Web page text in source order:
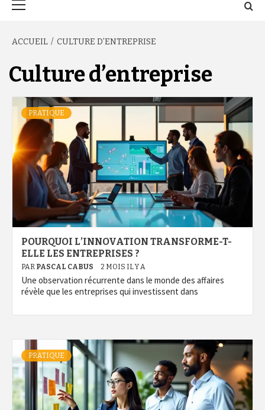
ACCUEIL CULTURE D’ENTREPRISE
Culture d’entreprise
PRATIQUE
POURQUOI L’INNOVATION TRANSFORME-T-
ELLE LES ENTREPRISES ?
PAR PASCAL CABUS 2 MOIS IL Y A
Une observation récurrente dans le monde des affaires
révèle que les entreprises qui investissent dans
PRATIQUE